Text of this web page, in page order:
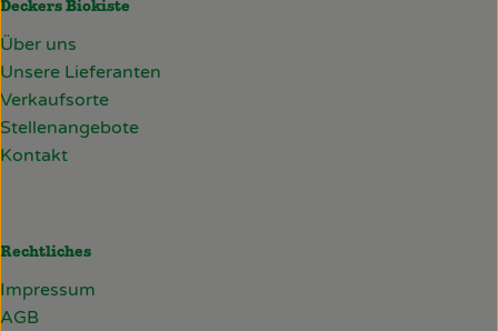
Deckers Biokiste
Über uns
Unsere Lieferanten
Verkaufsorte
Stellenangebote
Kontakt
Rechtliches
Impressum
AGB